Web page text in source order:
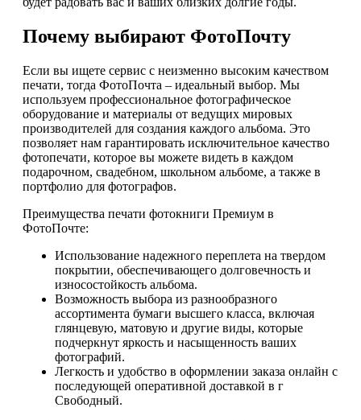
Почему выбирают ФотоПочту
Если вы ищете сервис с неизменно высоким качеством
печати, тогда ФотоПочта – идеальный выбор. Мы
используем профессиональное фотографическое
оборудование и материалы от ведущих мировых
производителей для создания каждого альбома. Это
позволяет нам гарантировать исключительное качество
фотопечати, которое вы можете видеть в каждом
подарочном, свадебном, школьном альбоме, а также в
портфолио для фотографов.
Преимущества печати фотокниги Премиум в
ФотоПочте:
Использование надежного переплета на твердом
покрытии, обеспечивающего долговечность и
износостойкость альбома.
Возможность выбора из разнообразного
ассортимента бумаги высшего класса, включая
глянцевую, матовую и другие виды, которые
подчеркнут яркость и насыщенность ваших
фотографий.
Легкость и удобство в оформлении заказа онлайн с
последующей оперативной доставкой в г
Свободный.